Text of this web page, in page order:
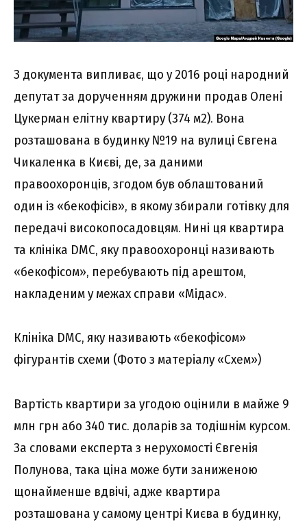
З документа випливає, що у 2016 році народний
депутат за дорученням дружини продав Олені
Цукерман елітну квартиру (374 м2). Вона
розташована в будинку №19 на вулиці Євгена
Чикаленка в Києві, де, за даними
правоохоронців, згодом був облаштований
один із «бекофісів», в якому збирали готівку для
передачі високопосадовцям. Нині ця квартира
та клініка DMC, яку правоохоронці називають
«бекофісом», перебувають під арештом,
накладеним у межах справи «Мідас».
Клініка DMC, яку називають «бекофісом»
фігурантів схеми (Фото з матеріалу «Схем»)
Вартість квартири за угодою оцінили в майже 9
млн грн або 340 тис. доларів за тодішнім курсом.
За словами експерта з нерухомості Євгенія
Полунова, така ціна може бути заниженою
щонайменше вдвічі, адже квартира
розташована у самому центрі Києва в будинку,